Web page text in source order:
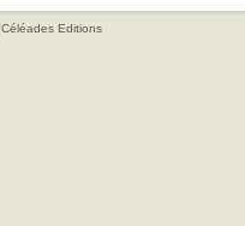
Céléades Editions